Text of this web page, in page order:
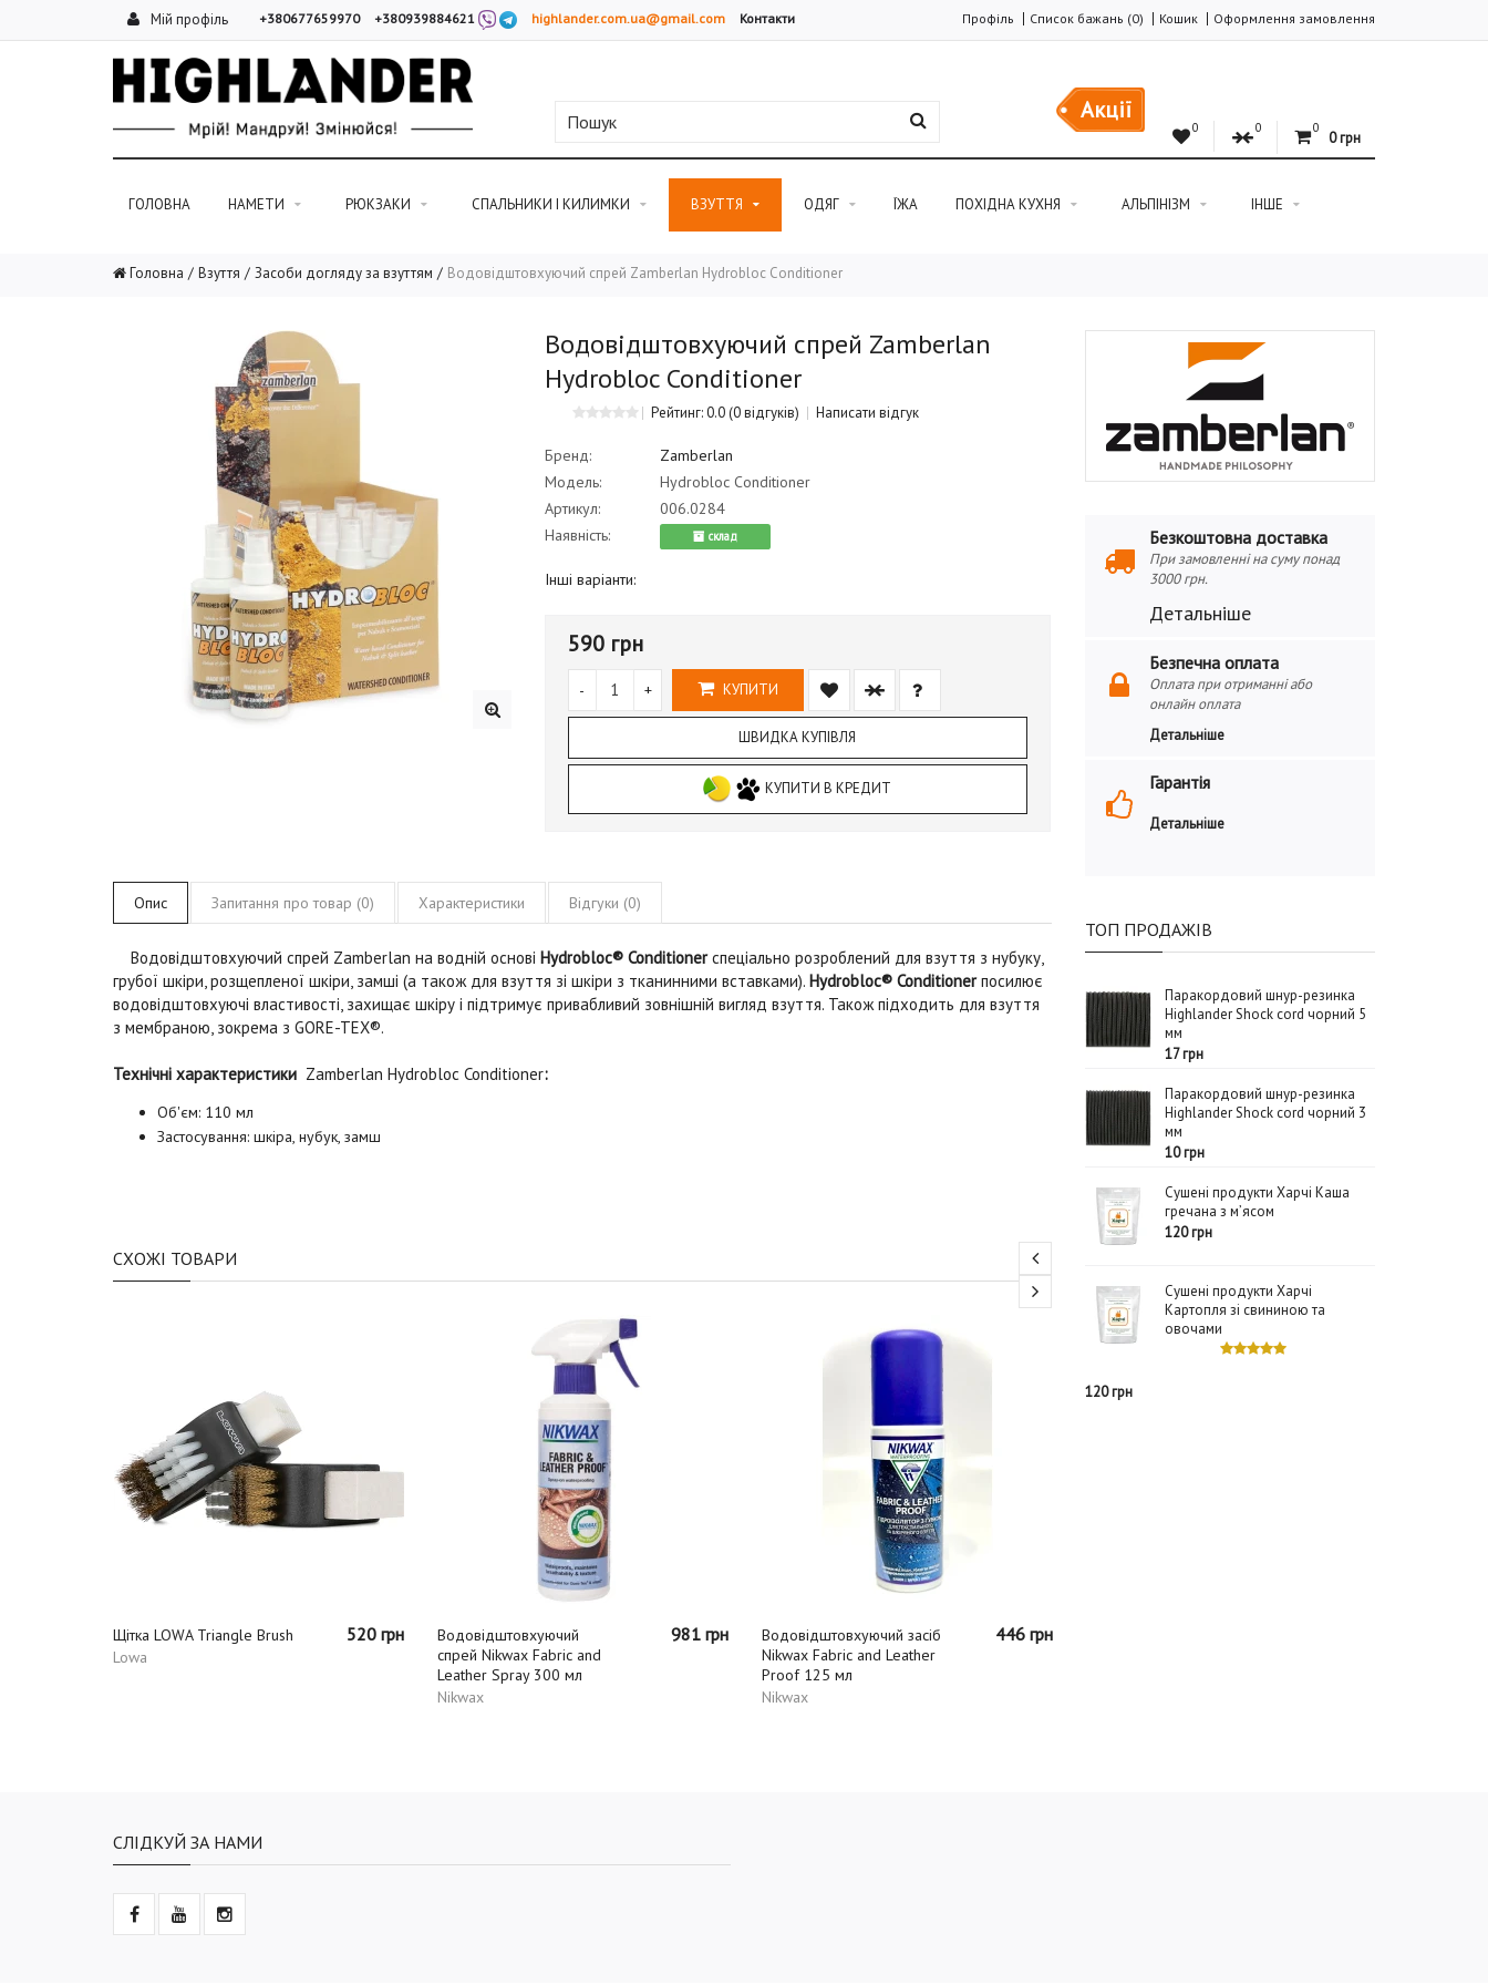
Мій профіль +380677659970 +380939884621 highlander.com.ua@gmail.com Контакти Профіль Список бажань (0) Кошик Оформлення замовлення
Акції
0 0 0
0 грн
ГОЛОВНА НАМЕТИ РЮКЗАКИ СПАЛЬНИКИ І КИЛИМКИ ВЗУТТЯ ОДЯГ ЇЖА ПОХІДНА КУХНЯ АЛЬПІНІЗМ ІНШЕ
Головна Взуття Засоби догляду за взуттям Водовідштовхуючий спрей Zamberlan Hydrobloc Conditioner
Водовідштовхуючий спрей Zamberlan
Hydrobloc Conditioner
Рейтинг: 0.0(0 відгуків) Написати відгук
Бренд:
Zamberlan
Модель:
Hydrobloc Conditioner
Артикул:
006.0284
Наявність:
cклад
Інші варіанти:
590 грн
- + КУПИТИ
ШВИДКА КУПІВЛЯ
КУПИТИ В КРЕДИТ
Опис Запитання про товар (0) Характеристики Відгуки (0)
Водовідштовхуючий спрей Zamberlan на водній основі Hydrobloc® Conditionerспеціально розроблений для взуття з нубуку,
грубої шкіри, розщепленої шкіри, замші (а також для взуття зі шкіри з тканинними вставками). Hydrobloc® Conditionerпосилює
водовідштовхуючі властивості, захищає шкіру і підтримує привабливий зовнішній вигляд взуття. Також підходить для взуття
з мембраною, зокрема з GORE-TEX®.
Технічні характеристики Zamberlan Hydrobloc Conditioner:
Об'єм: 110 мл
Застосування: шкіра, нубук, замш
СХОЖІ ТОВАРИ
Щітка LOWA Triangle Brush
Lowa
520 грн
Водовідштовхуючий
спрей Nikwax Fabric and
Leather Spray 300 мл
Nikwax
981 грн
Водовідштовхуючий засіб
Nikwax Fabric and Leather
Proof 125 мл
Nikwax
446 грн
Крем для взуття Storm
Leather Cream (Rub On)
Безкоштовна доставка
При замовленні на суму понад
3000 грн.
Детальніше
Безпечна оплата
Оплата при отриманні або
онлайн оплата
Детальніше
Гарантія
Детальніше
ТОП ПРОДАЖІВ
Паракордовий шнур-резинка
Highlander Shock cord чорний 5
мм
17 грн
Паракордовий шнур-резинка
Highlander Shock cord чорний 3
мм
10 грн
Сушені продукти Харчі Каша
гречана з м’ясом
120 грн
Сушені продукти Харчі
Картопля зі свининою та
овочами
120 грн
СЛІДКУЙ ЗА НАМИ